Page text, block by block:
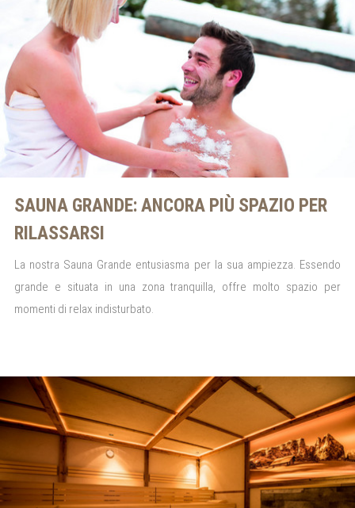
SAUNA GRANDE: ANCORA PIÙ SPAZIO PER
RILASSARSI
La nostra Sauna Grande entusiasma per la sua ampiezza. Essendo
grande e situata in una zona tranquilla, offre molto spazio per
momenti di relax indisturbato.